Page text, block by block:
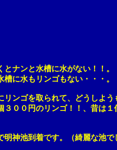
ナンと水槽に水がない！！。
水もリンゴもない・・・。
ンゴを取られて、どうしよう
００円のリンゴ！！、昔は１
池到着です。（綺麗な池で